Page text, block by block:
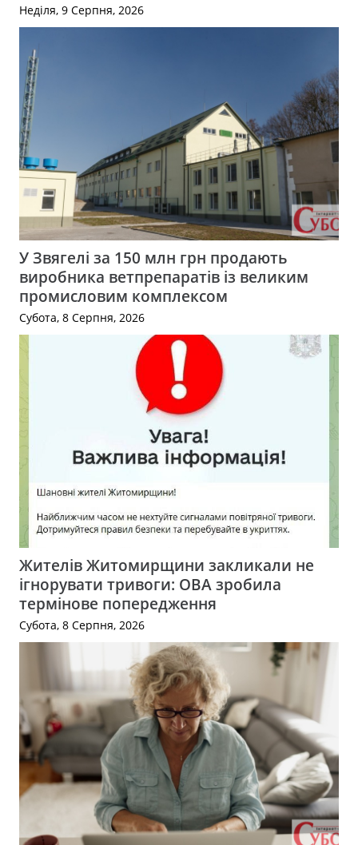
Неділя, 9 Серпня, 2026
У Звягелі за 150 млн грн продають
виробника ветпрепаратів із великим
промисловим комплексом
Субота, 8 Серпня, 2026
Жителів Житомирщини закликали не
ігнорувати тривоги: ОВА зробила
термінове попередження
Субота, 8 Серпня, 2026